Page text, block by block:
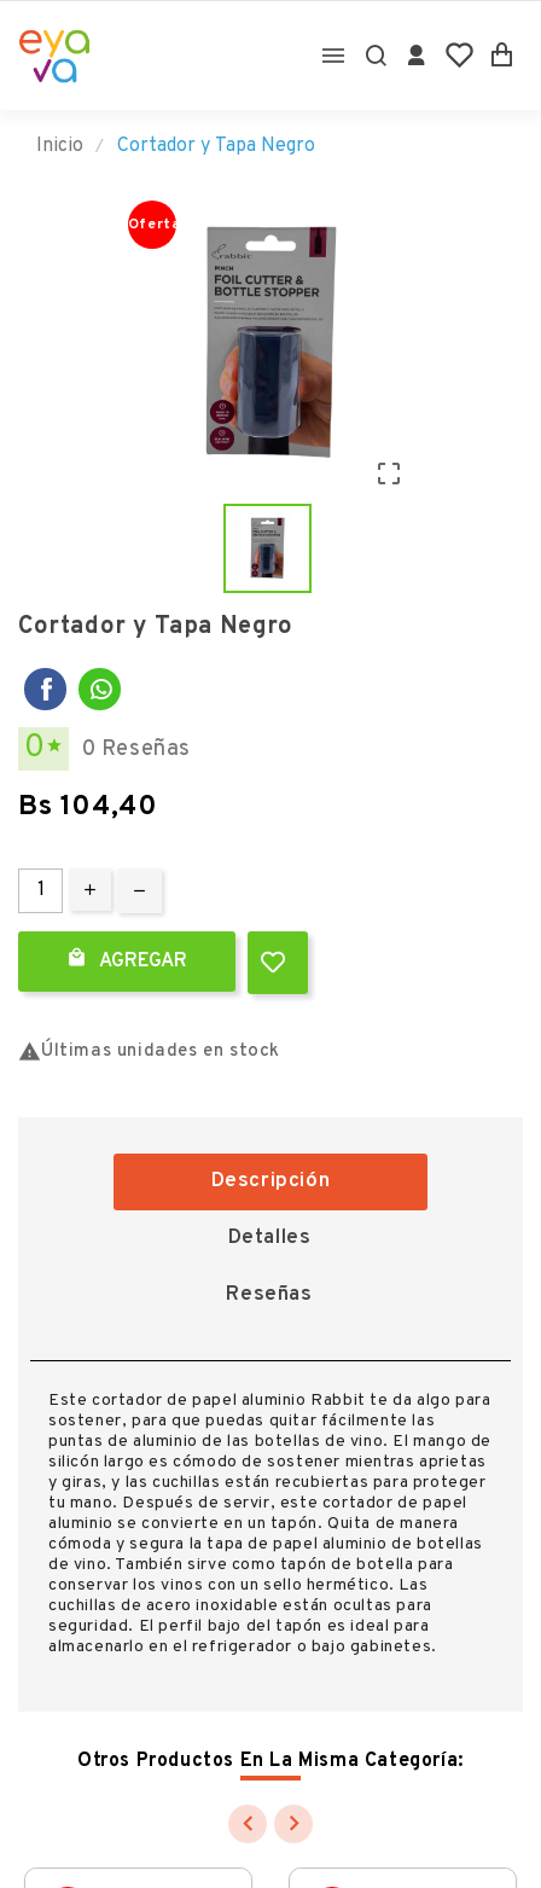

Inicio Cortador y Tapa Negro
Oferta

Cortador y Tapa Negro
0  0 Reseñas
Bs 104,40
 AGREGAR
Últimas unidades en stock
Descripción
Detalles
Reseñas
Este cortador de papel aluminio Rabbit te da algo para
sostener, para que puedas quitar fácilmente las
puntas de aluminio de las botellas de vino. El mango de
silicón largo es cómodo de sostener mientras aprietas
y giras, y las cuchillas están recubiertas para proteger
tu mano. Después de servir, este cortador de papel
aluminio se convierte en un tapón. Quita de manera
cómoda y segura la tapa de papel aluminio de botellas
de vino. También sirve como tapón de botella para
conservar los vinos con un sello hermético. Las
cuchillas de acero inoxidable están ocultas para
seguridad. El perfil bajo del tapón es ideal para
almacenarlo en el refrigerador o bajo gabinetes.
Otros Productos En La Misma Categoría:
 